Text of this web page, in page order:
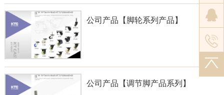
公司产品【脚轮系列产品】
公司产品【调节脚产品系列】